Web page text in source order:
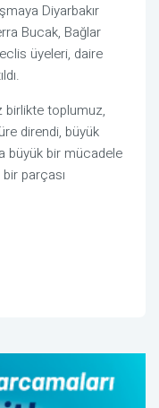
Diyarbakır
Bucak, Bağlar
üyeleri, daire
birlikte toplumuz,
direndi, büyük
büyük bir mücadele
parçası